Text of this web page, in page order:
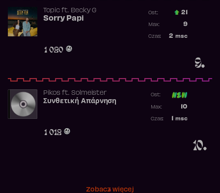
9.
Topicft. Becky G
Sorry Papi
1 020
Ost.: 21
9
Max:
2 msc
Czas:
10.
Pikosft. Solmeister
Συνθετική Απάρνηση
1 012
Ost:
10
Max:
msc
Czas:
Zobacz więcej